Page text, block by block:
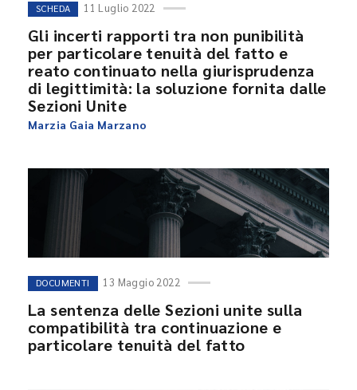
SCHEDA 11 Luglio 2022
Gli incerti rapporti tra non punibilità
per particolare tenuità del fatto e
reato continuato nella giurisprudenza
di legittimità: la soluzione fornita dalle
Sezioni Unite
Marzia Gaia Marzano
DOCUMENTI 13 Maggio 2022
La sentenza delle Sezioni unite sulla
compatibilità tra continuazione e
particolare tenuità del fatto